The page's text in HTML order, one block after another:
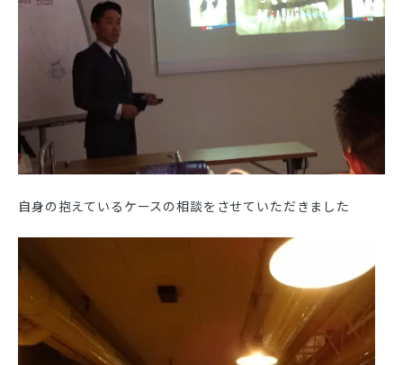
自身の抱えているケースの相談をさせていただきました